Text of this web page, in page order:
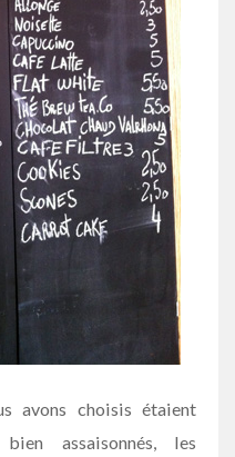
avons choisis étaient
assaisonnés, les